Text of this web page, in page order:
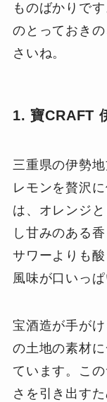
ものばかりで
のとっておき
さいね。
1. 寶CRAFT
三重県の伊勢
レモンを贅沢
は、オレンジ
し甘みのある
サワーよりも
風味が口いっ
宝酒造が手が
の土地の素材
ています。こ
さを引き出す